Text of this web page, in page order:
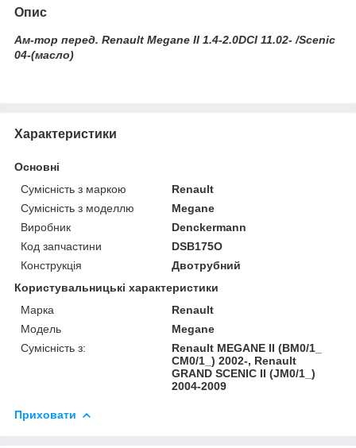
Опис
Ам-тор перед. Renault Megane II 1.4-2.0DCI 11.02- /Scenic
04-(масло)
Характеристики
Основні
Сумісність з маркою
Renault
Сумісність з моделлю
Megane
Виробник
Denckermann
Код запчастини
DSB175O
Конструкція
Двотрубний
Користувальницькі характеристики
Марка
Renault
Модель
Megane
Сумісність з:
Renault MEGANE II (BM0/1_
CM0/1_) 2002-, Renault
GRAND SCENIC II (JM0/1_)
2004-2009
Приховати